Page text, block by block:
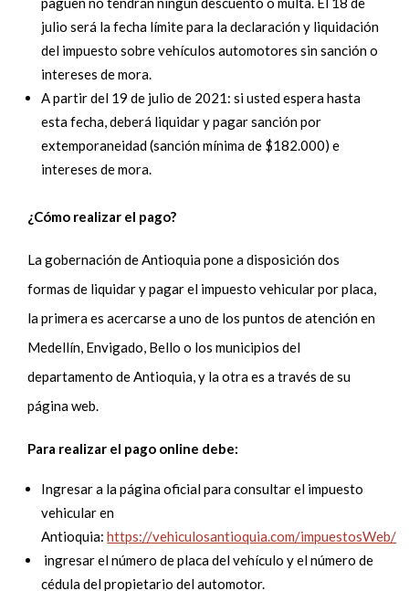
julio será la fecha límite para la declaración y liquidación
del impuesto sobre vehículos automotores sin sanción o
intereses de mora.
A partir del 19 de julio de 2021: si usted espera hasta
esta fecha, deberá liquidar ypagarsanción por
extemporaneidad (sanción mínima de $182.000) e
intereses de mora.
¿Cómo realizar el pago?
La gobernación de Antioquia pone a disposición dos
formas de liquidar y pagar el impuesto vehicular por placa,
la primera es acercarse a uno de los puntos de atención en
Medellín, Envigado, Bello o los municipios del
departamento de Antioquia, y la otra es a través de su
página web.
Para realizar el pago online debe:
Ingresar a la página oficial para consultar el impuesto
vehicular en
Antioquia:https://vehiculosantioquia.com/impuestosWeb/
ingresar el número de placa del vehículo y el número de
cédula del propietario del automotor.